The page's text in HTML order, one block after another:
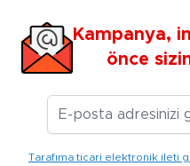
Kampanya,
önce
Tarafıma ticari elektronik ileti